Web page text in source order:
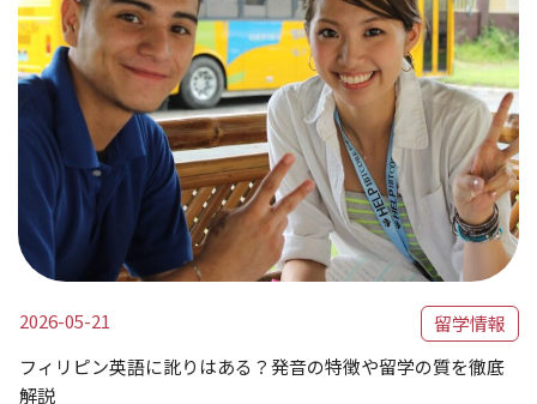
2026-05-21
留学情報
フィリピン英語に訛りはある？発音の特徴や留学の質を徹底
解説